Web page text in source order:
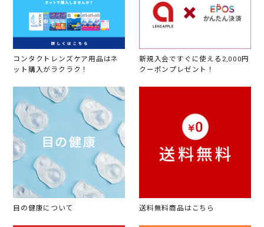
コンタクトレンズケア用品はネ
ット購入がラクラク！
新規入会ですぐに使える2,000円
クーポンプレゼント！
目の健康について 送料無料商品はこちら